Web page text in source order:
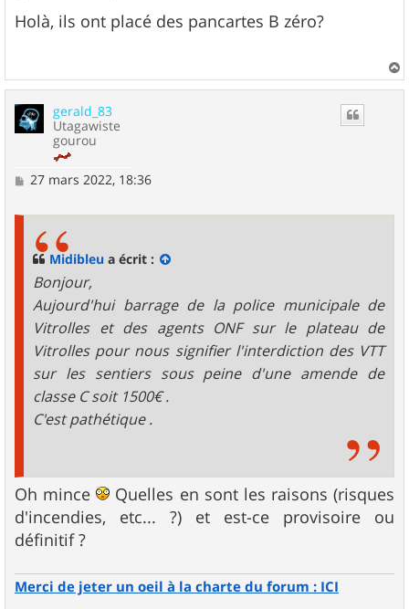
s
s
e
Holà, ils ont placé des pancartes B zéro?
a
gerald_83
Utagawiste
gourou
M
27 mars 2022, 18:36
Midibleu a écrit :
Bonjour,
Aujourd'hui barrage de la police municipale de
Vitrolles et des agents ONF sur le plateau de
Vitrolles pour nous signifier l'interdiction des VTT
sur les sentiers sous peine d'une amende de
classe C soit 1500€ .
C'est pathétique .
Oh mince
Quelles en sont les raisons (risques
d'incendies, etc... ?) et est-ce provisoire ou
définitif ?
Merci de jeter un oeil à la charte du forum : ICI